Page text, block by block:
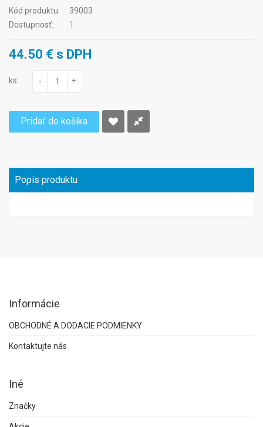
Kód produktu:
39003
Dostupnosť:
1
44.50 € s DPH
ks: - +
Pridať do košíka
Popis produktu
Informácie
OBCHODNÉ A DODACIE PODMIENKY
Kontaktujte nás
Iné
Značky